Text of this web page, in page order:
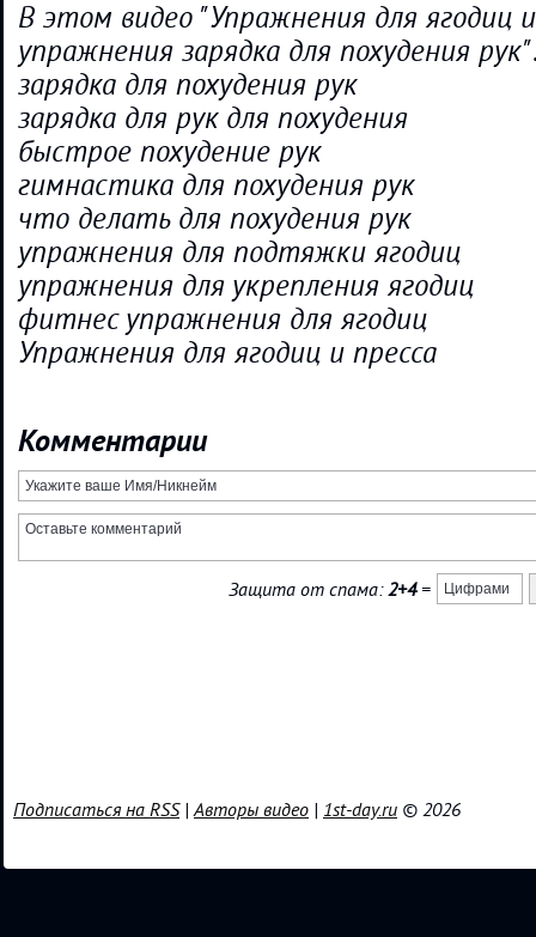
В этом видео "Упражнения для ягодиц
упражнения зарядка для похудения
зарядка для похудения рук
зарядка для рук для похудения
быстрое похудение рук
гимнастика для похудения рук
что делать для похудения рук
упражнения для подтяжки ягодиц
упражнения для укрепления ягодиц
фитнес упражнения для ягодиц
Упражнения для ягодиц и пресса
Комментарии
Защита от спама:2+4=
Подписаться на RSS|Авторы видео | 1st-day.ru © 2026